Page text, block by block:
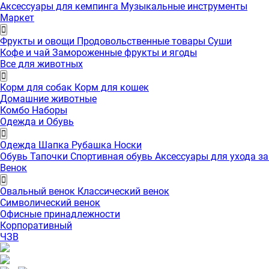
Аксессуары для кемпинга Музыкальные инструменты
Маркет
Фрукты и овощи Продовольственные товары Суши
Кофе и чай Замороженные фрукты и ягоды
Все для животных
Корм для собак Корм для кошек
Домашние животные
Комбо Наборы
Одежда и Обувь
Одежда Шапка Рубашка Носки
Обувь Тапочки Спортивная обувь Аксессуары для ухода
Венок
Овальный венок Классический венок
Символический венок
Офисные принадлежности
Корпоративный
ЧЗВ